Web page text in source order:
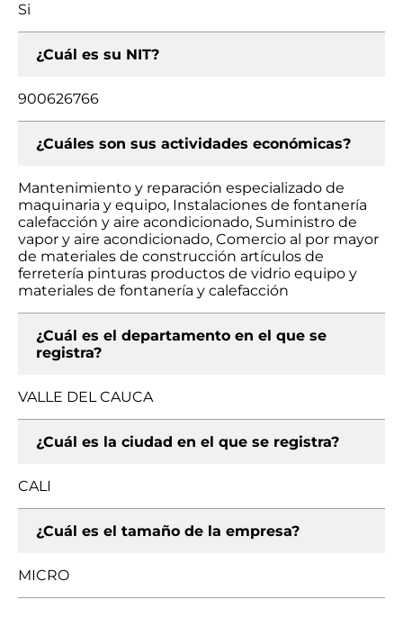
Si
¿Cuál es su NIT?
900626766
¿Cuáles son sus actividades económicas?
Mantenimiento y reparación especializado de
maquinaria y equipo, Instalaciones de fontanería
calefacción y aire acondicionado, Suministro de
vapor y aire acondicionado, Comercio al por mayor
de materiales de construcción artículos de
ferretería pinturas productos de vidrio equipo y
materiales de fontanería y calefacción
¿Cuál es el departamento en el que se
registra?
VALLE DEL CAUCA
¿Cuál es la ciudad en el que se registra?
CALI
¿Cuál es el tamaño de la empresa?
MICRO